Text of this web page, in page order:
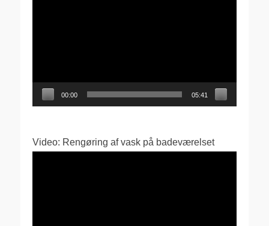
00:00 05:41
Video: Rengøring af vask på badeværelset